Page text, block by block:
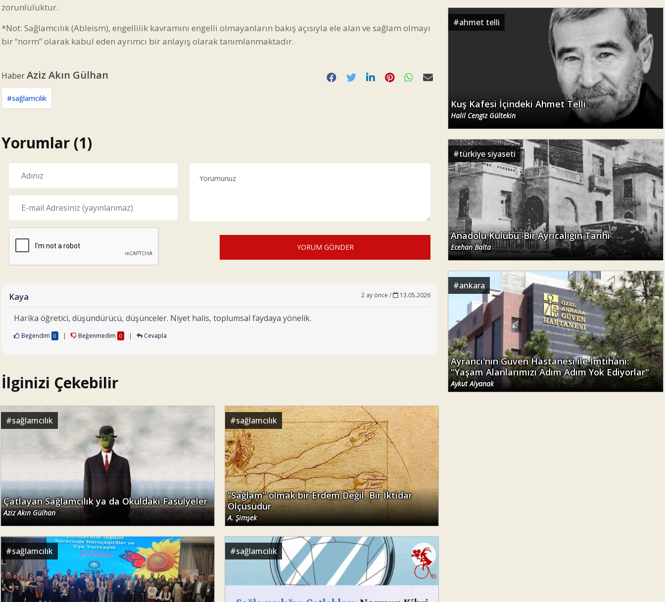
zorunluluktur.
*Not: Sağlamcılık (Ableism), engellilik kavramını engelli olmayanların bakış açısıyla ele alan ve sağlam olmayı
bir “norm” olarak kabul eden ayrımcı bir anlayış olarak tanımlanmaktadır.
HaberAziz Akın Gülhan
#sağlamcılık
Yorumlar (1)
YORUM GÖNDER
Kaya 2 ay önce / 13.05.2026
Harika öğretici, düşündürücü, düşünceler. Niyet halis, toplumsal faydaya yönelik.
Beğendim 0 | Beğenmedim 0 | Cevapla
İlginizi Çekebilir
#sağlamcılık
Çatlayan Sağlamcılık ya da Okuldaki Fasulyeler
Aziz Akın Gülhan
#sağlamcılık
“Sağlam” olmak bir Erdem Değil, Bir İktidar
Ölçüsüdür
A. Şimşek
#sağlamcılık #sağlamcılık
#ahmet telli
Kuş Kafesi İçindeki Ahmet Telli
Halil Cengiz Gültekin
#türkiye siyaseti
Anadolu Kulübü: Bir Ayrıcalığın Tarihi
Ecehan Balta
#ankara
Ayrancı'nın Güven Hastanesi ile İmtihanı:
"Yaşam Alanlarımızı Adım Adım Yok Ediyorlar"
Aykut Alyanak